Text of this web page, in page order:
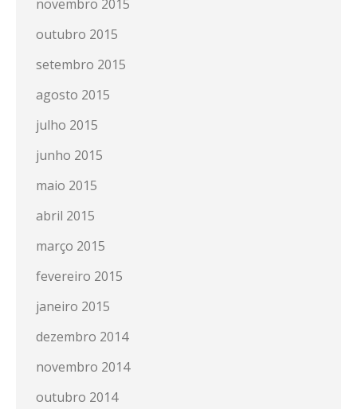
novembro 2015
outubro 2015
setembro 2015
agosto 2015
julho 2015
junho 2015
maio 2015
abril 2015
março 2015
fevereiro 2015
janeiro 2015
dezembro 2014
novembro 2014
outubro 2014